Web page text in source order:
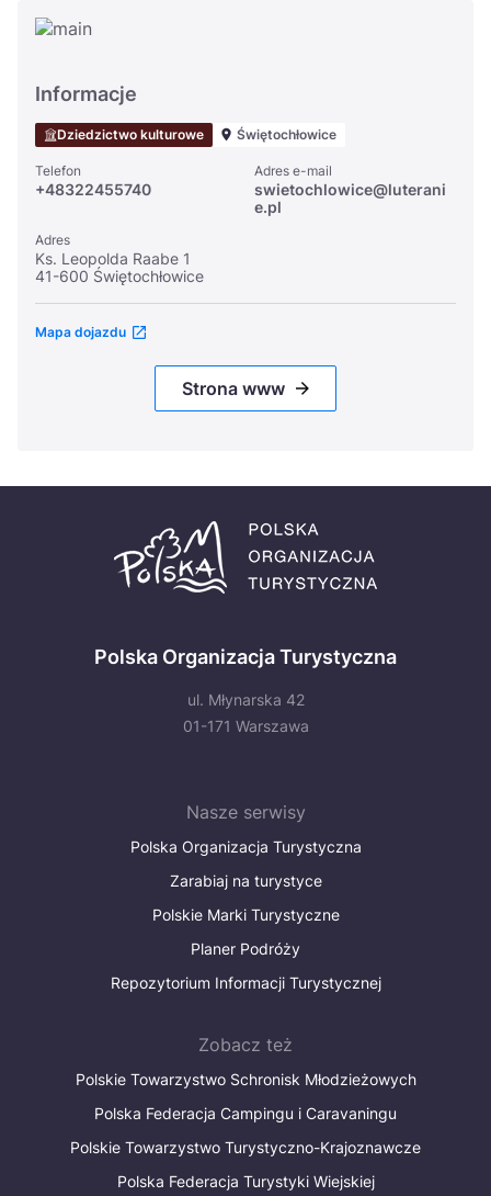
Informacje
Dziedzictwo kulturowe Świętochłowice
Telefon
+48322455740
Adres e-mail
swietochlowice@luterani
e.pl
Adres
Ks. Leopolda Raabe 1
41-600 Świętochłowice
Mapa dojazdu
Strona www
Polska Organizacja Turystyczna
ul. Młynarska 42
01-171 Warszawa
Nasze serwisy
Polska Organizacja Turystyczna
Zarabiaj na turystyce
Polskie Marki Turystyczne
Planer Podróży
Repozytorium Informacji Turystycznej
Zobacz też
Polskie Towarzystwo Schronisk Młodzieżowych
Polska Federacja Campingu i Caravaningu
Polskie Towarzystwo Turystyczno-Krajoznawcze
Polska Federacja Turystyki Wiejskiej